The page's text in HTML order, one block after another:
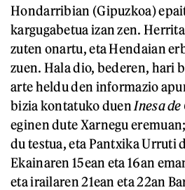
Hondarribian (Gipuzkoa)
kargugabetua izan zen.
zuten onartu, eta Hendaian
zuen. Hala dio, bederen, hari
arte heldu den informazio
bizia kontatuko duen Inesa de
eginen dute Xarnegu
du testua, eta Pantxika Urruti
Ekainaren 15ean eta 16an
eta irailaren 21ean eta 22an